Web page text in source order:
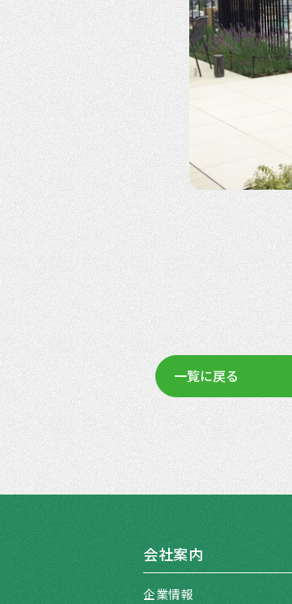
一覧に戻る
会社案内
企業情報